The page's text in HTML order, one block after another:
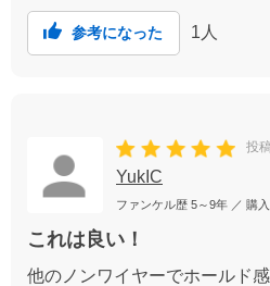
参考になった 1 人
投
YukIC
ファンケル歴 5～9年 ／ 購
これは良い！
他のノンワイヤーでホールド